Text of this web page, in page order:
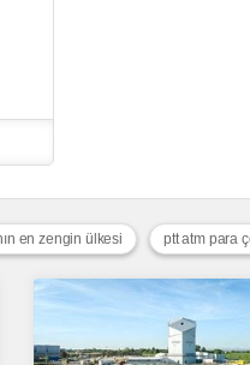
ptt atm para
en zengin ülkesi